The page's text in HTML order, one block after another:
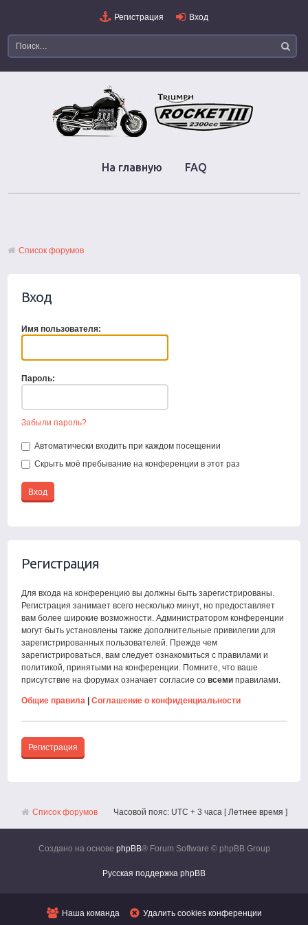
Регистрация Вход
На главную FAQ
Список форумов
Вход
Имя пользователя:
Пароль:
Забыли пароль?
Автоматически входить при каждом посещении
Скрыть моё пребывание на конференции в этот раз
Регистрация
Для входа на конференцию вы должны быть зарегистрированы.
Регистрация занимает всего несколько минут, но предоставляет
вам более широкие возможности. Администратором конференции
могут быть установлены также дополнительные привилегии для
зарегистрированных пользователей. Прежде чем
зарегистрироваться, вам следует ознакомиться с правилами и
политикой, принятыми на конференции. Помните, что ваше
присутствие на форумах означает согласие совсеми правилами.
Общие правила |Соглашение о конфиденциальности
Регистрация
Список форумов Часовой пояс: UTC + 3 часа [ Летнее время ]
Создано на основе phpBB® Forum Software © phpBB Group
Русская поддержка phpBB
Наша команда Удалить cookies конференции